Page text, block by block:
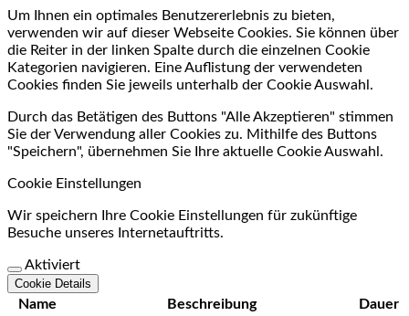
Um Ihnen ein optimales Benutzererlebnis zu bieten,
verwenden wir auf dieser Webseite Cookies. Sie können über
die Reiter in der linken Spalte durch die einzelnen Cookie
Kategorien navigieren. Eine Auflistung der verwendeten
Cookies finden Sie jeweils unterhalb der Cookie Auswahl.
Durch das Betätigen des Buttons "Alle Akzeptieren" stimmen
Sie der Verwendung aller Cookies zu. Mithilfe des Buttons
"Speichern", übernehmen Sie Ihre aktuelle Cookie Auswahl.
Cookie Einstellungen
Wir speichern Ihre Cookie Einstellungen für zukünftige
Besuche unseres Internetauftritts.
Aktiviert
Cookie Details
Name Beschreibung
Dauer